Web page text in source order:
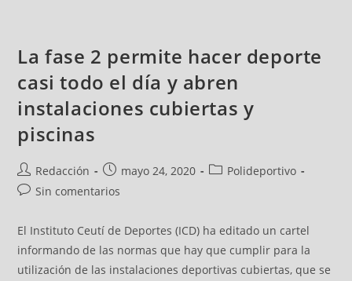
La fase 2 permite hacer deporte
casi todo el día y abren
instalaciones cubiertas y
piscinas
Redacción mayo 24, 2020
Polideportivo
Sin comentarios
El Instituto Ceutí de Deportes (ICD) ha editado un cartel
informando de las normas que hay que cumplir para la
utilización de las instalaciones deportivas cubiertas, que se